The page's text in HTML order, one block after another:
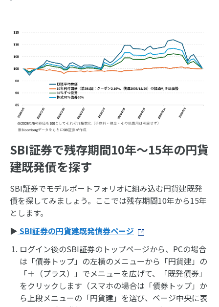
SBI証券で残存期間10年～15年の円貨
建既発債を探す
SBI証券でモデルポートフォリオに組み込む円貨建既発
債を探してみましょう。ここでは残存期間10年から15年
とします。
▶ SBI証券の円貨建既発債券ページ
ログイン後のSBI証券のトップページから、PCの場合
は「債券トップ」の左横のメニューから「円貨建」の
「＋（プラス）」でメニューを広げて、「既発債券」
をクリックします（スマホの場合は「債券トップ」か
ら上段メニューの「円貨建」を選び、ページ中央に表